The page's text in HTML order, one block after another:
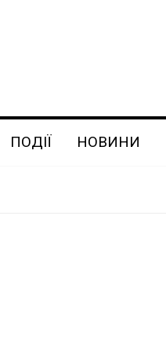
ПОДІЇ НОВИНИ